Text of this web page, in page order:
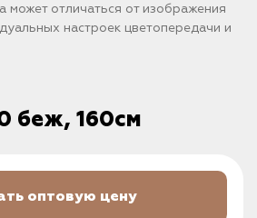
может отличаться от изображения
настроек цветопередачи и
беж, 160см
оптовую цену